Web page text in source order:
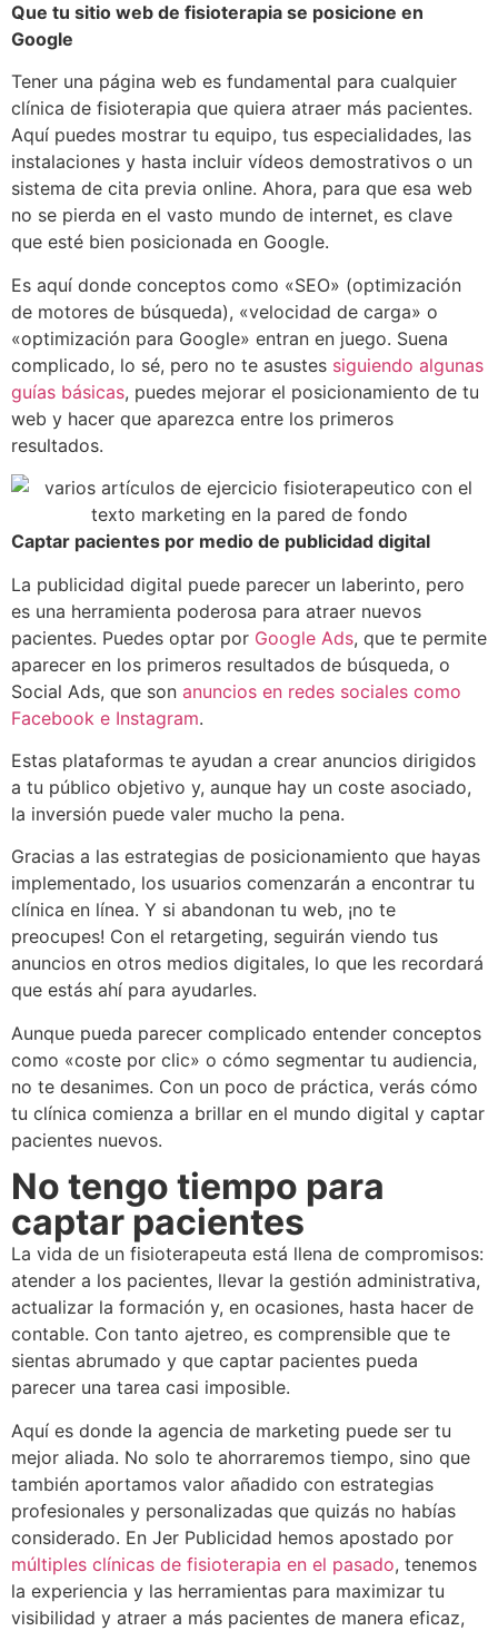
Que tu sitio web de fisioterapia se posicione en
Google
Tener una página web es fundamental para cualquier
clínica de fisioterapia que quiera atraer más pacientes.
Aquí puedes mostrar tu equipo, tus especialidades, las
instalaciones y hasta incluir vídeos demostrativos o un
sistema de cita previa online. Ahora, para que esa web
no se pierda en el vasto mundo de internet, es clave
que esté bien posicionada en Google.
Es aquí donde conceptos como «SEO» (optimización
de motores de búsqueda), «velocidad de carga» o
«optimización para Google» entran en juego. Suena
complicado, lo sé, pero no te asustes siguiendo algunas
guías básicas, puedes mejorar el posicionamiento de tu
web y hacer que aparezca entre los primeros
resultados.
Captar pacientes por medio de publicidad digital
La publicidad digital puede parecer un laberinto, pero
es una herramienta poderosa para atraer nuevos
pacientes. Puedes optar por Google Ads, que te permite
aparecer en los primeros resultados de búsqueda, o
Social Ads, que son anuncios en redes sociales como
Facebook e Instagram.
Estas plataformas te ayudan a crear anuncios dirigidos
a tu público objetivo y, aunque hay un coste asociado,
la inversión puede valer mucho la pena.
Gracias a las estrategias de posicionamiento que hayas
implementado, los usuarios comenzarán a encontrar tu
clínica en línea. Y si abandonan tu web, ¡no te
preocupes! Con el retargeting, seguirán viendo tus
anuncios en otros medios digitales, lo que les recordará
que estás ahí para ayudarles.
Aunque pueda parecer complicado entender conceptos
como «coste por clic» o cómo segmentar tu audiencia,
no te desanimes. Con un poco de práctica, verás cómo
tu clínica comienza a brillar en el mundo digital y captar
pacientes nuevos.
No tengo tiempo para
captar pacientes
La vida de un fisioterapeuta está llena de compromisos:
atender a los pacientes, llevar la gestión administrativa,
actualizar la formación y, en ocasiones, hasta hacer de
contable. Con tanto ajetreo, es comprensible que te
sientas abrumado y que captar pacientes pueda
parecer una tarea casi imposible.
Aquí es donde la agencia de marketing puede ser tu
mejor aliada. No solo te ahorraremos tiempo, sino que
también aportamos valor añadido con estrategias
profesionales y personalizadas que quizás no habías
considerado. En Jer Publicidad hemos apostado por
múltiples clínicas de fisioterapia en el pasado, tenemos
la experiencia y las herramientas para maximizar tu
visibilidad y atraer a más pacientes de manera eficaz,